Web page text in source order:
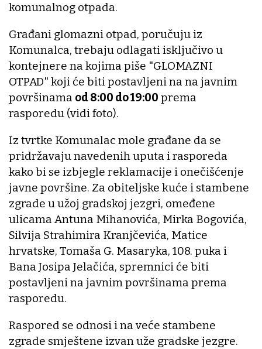
komunalnog otpada.
Građani glomazni otpad, poručuju iz
Komunalca, trebaju odlagati isključivo u
kontejnere na kojima piše "GLOMAZNI
OTPAD" koji će biti postavljeni na na javnim
površinama od 8:00 do 19:00 prema
rasporedu (vidi foto).
Iz tvrtke Komunalac mole građane da se
pridržavaju navedenih uputa i rasporeda
kako bi se izbjegle reklamacije i onečišćenje
javne površine. Za obiteljske kuće i stambene
zgrade u užoj gradskoj jezgri, omeđene
ulicama Antuna Mihanovića, Mirka Bogovića,
Silvija Strahimira Kranjčevića, Matice
hrvatske, Tomaša G. Masaryka, 108. puka i
Bana Josipa Jelačića, spremnici će biti
postavljeni na javnim površinama prema
rasporedu.
Raspored se odnosi i na veće stambene
zgrade smještene izvan uže gradske jezgre.